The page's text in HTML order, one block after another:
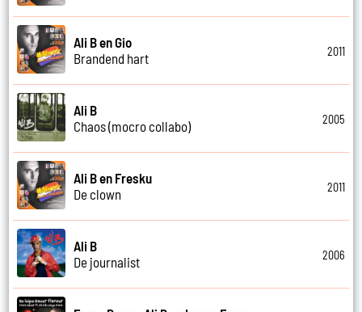
Ali B en Gio
Brandend hart
2011
Ali B
Chaos (mocro collabo)
2005
Ali B en Fresku
De clown
2011
Ali B
De journalist
2006